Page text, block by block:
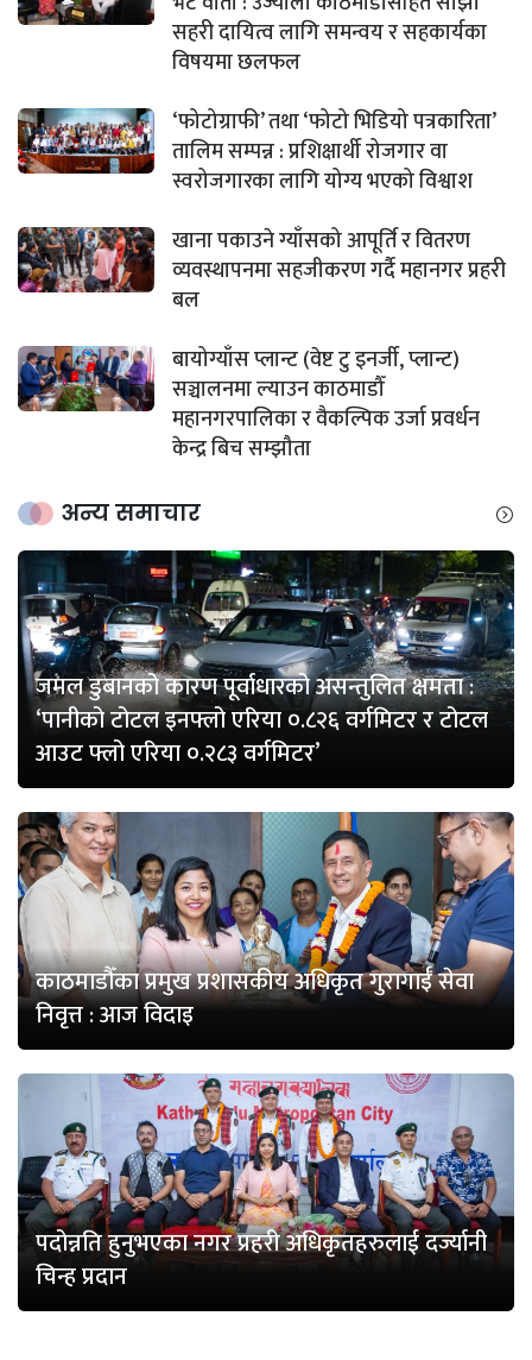
सहरी दायित्व लागि समन्वय र सहकार्यका
विषयमा छलफल
‘फोटोग्राफी’ तथा ‘फोटो भिडियो पत्रकारिता’
तालिम सम्पन्न : प्रशिक्षार्थी रोजगार वा
स्वरोजगारका लागि योग्य भएको विश्वाश
खाना पकाउने ग्याँसको आपूर्ति र वितरण
व्यवस्थापनमा सहजीकरण गर्दै महानगर प्रहरी
बल
बायोग्याँस प्लान्ट (वेष्ट टु इनर्जी, प्लान्ट)
सञ्चालनमा ल्याउन काठमाडौँ
महानगरपालिका र वैकल्पिक उर्जा प्रवर्धन
केन्द्र बिच सम्झौता
अन्य समाचार
जमल डुबानको कारण पूर्वाधारको असन्तुलित क्षमता :
‘पानीको टोटल इनफ्लो एरिया ०.८२६ वर्गमिटर र टोटल
आउट फ्लो एरिया ०.२८३ वर्गमिटर’
काठमाडौँका प्रमुख प्रशासकीय अधिकृत गुरागाईँ सेवा
निवृत्त : आज विदाइ
पदोन्नति हुनुभएका नगर प्रहरी अधिकृतहरुलाई दर्ज्यानी
चिन्ह प्रदान